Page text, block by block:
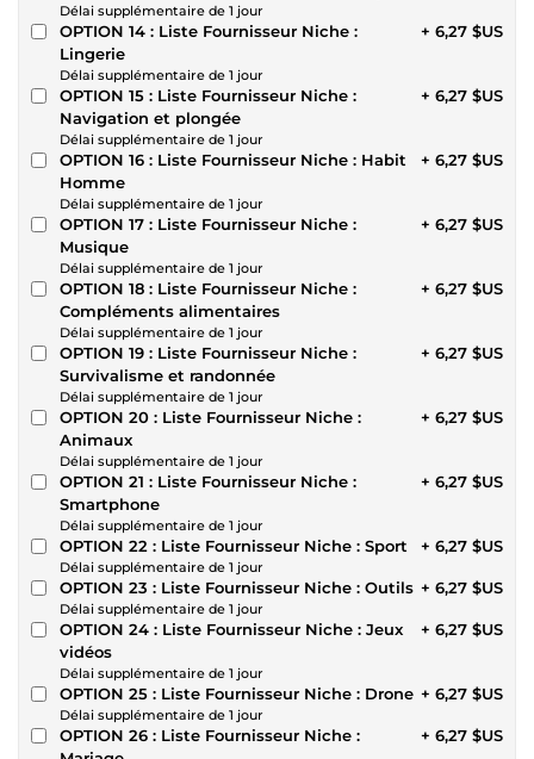
Délai supplémentaire de 1 jour
OPTION 14 : Liste Fournisseur Niche :
Lingerie
Délai supplémentaire de 1 jour
+ 6,27 $US
OPTION 15 : Liste Fournisseur Niche :
Navigation et plongée
Délai supplémentaire de 1 jour
+ 6,27 $US
OPTION 16 : Liste Fournisseur Niche : Habit
Homme
Délai supplémentaire de 1 jour
+ 6,27 $US
OPTION 17 : Liste Fournisseur Niche :
Musique
Délai supplémentaire de 1 jour
+ 6,27 $US
OPTION 18 : Liste Fournisseur Niche :
Compléments alimentaires
Délai supplémentaire de 1 jour
+ 6,27 $US
OPTION 19 : Liste Fournisseur Niche :
Survivalisme et randonnée
Délai supplémentaire de 1 jour
+ 6,27 $US
OPTION 20 : Liste Fournisseur Niche :
Animaux
Délai supplémentaire de 1 jour
+ 6,27 $US
OPTION 21 : Liste Fournisseur Niche :
Smartphone
Délai supplémentaire de 1 jour
+ 6,27 $US
OPTION 22 : Liste Fournisseur Niche : Sport
Délai supplémentaire de 1 jour
+ 6,27 $US
OPTION 23 : Liste Fournisseur Niche : Outils
Délai supplémentaire de 1 jour
+ 6,27 $US
OPTION 24 : Liste Fournisseur Niche : Jeux
vidéos
Délai supplémentaire de 1 jour
+ 6,27 $US
OPTION 25 : Liste Fournisseur Niche : Drone
Délai supplémentaire de 1 jour
+ 6,27 $US
OPTION 26 : Liste Fournisseur Niche :
+ 6,27 $US